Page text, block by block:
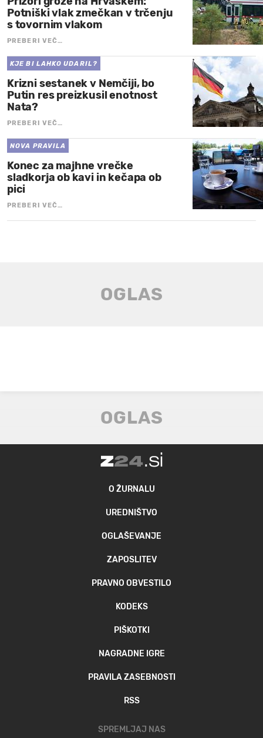
Potniški vlak zmečkan v trčenju
s tovornim vlakom
PREBERI VEČ…
KJE BI LAHKO UDARIL?
Krizni sestanek v Nemčiji, bo
Putin res preizkusil enotnost
Nata?
PREBERI VEČ…
NOVA PRAVILA
Konec za majhne vrečke
sladkorja ob kavi in kečapa ob
pici
PREBERI VEČ…
O ŽURNALU
UREDNIŠTVO
OGLAŠEVANJE
ZAPOSLITEV
PRAVNO OBVESTILO
KODEKS
PIŠKOTKI
NAGRADNE IGRE
PRAVILA ZASEBNOSTI
RSS
SPREMLJAJ NAS